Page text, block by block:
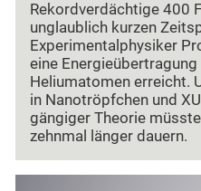
Rekordverdächtige 400
unglaublich kurzen
Experimentalphysiker
eine
Heliumatomen erreicht.
in Nanotröpfchen und
gängiger Theorie
zehnmal länger dauern.